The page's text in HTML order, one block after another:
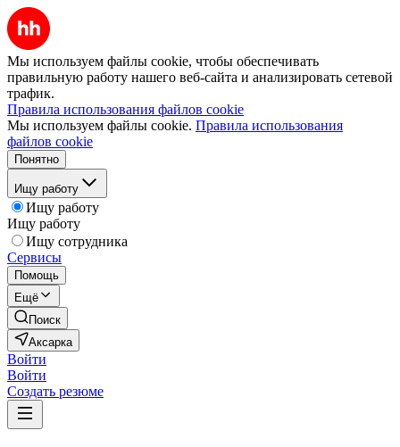
Мы используем файлы cookie, чтобы обеспечивать
правильную работу нашего веб-сайта и анализировать сетевой
трафик.
Правила использования файлов cookie
Мы используем файлы cookie. Правила использования
файлов cookie
Понятно
Ищу работу
Ищу работу
Ищу работу
Ищу сотрудника
Сервисы
Помощь
Ещё
Поиск
Аксарка
Войти
Войти
Создать резюме